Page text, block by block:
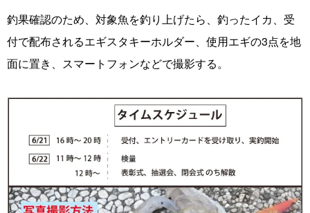
釣果確認のため、対象魚を釣り上げたら、釣ったイカ、受
付で配布されるエギスタキーホルダー、使用エギの3点を地
面に置き、スマートフォンなどで撮影する。